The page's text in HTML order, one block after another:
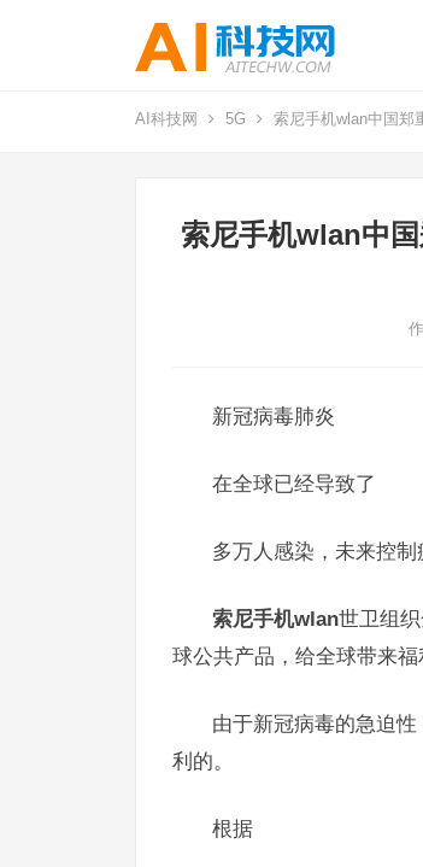
AI科技网 5G 索尼手机wlan中国郑
索尼手机wlan中
新冠病毒肺炎
在全球已经导致了
多万人感染，未来控
索尼手机wlan世卫组
球公共产品，给全球带来福
由于新冠病毒的急迫
利的。
根据